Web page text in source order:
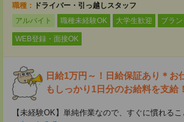
職種：
ドライバー・引っ越しスタッフ
アルバイト
職種未経験OK 大学生歓迎 ブラ
WEB登録・面接OK
日給1万円～！日給保証あり＊お
もしっかり1日分のお給料を支給！
【未経験OK】単純作業なので、すぐに慣れるこ